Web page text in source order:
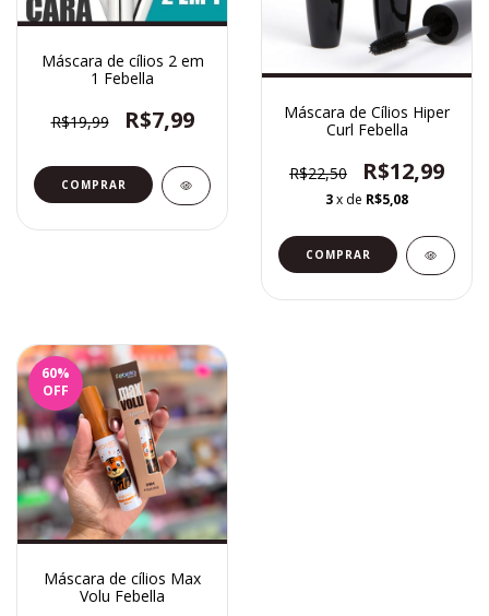
Máscara de cílios 2 em
1 Febella
R$19,99 R$7,99
Máscara de Cílios Hiper
Curl Febella
R$22,50 R$12,99
3x de R$5,08
60%
OFF
Máscara de cílios Max
Volu Febella